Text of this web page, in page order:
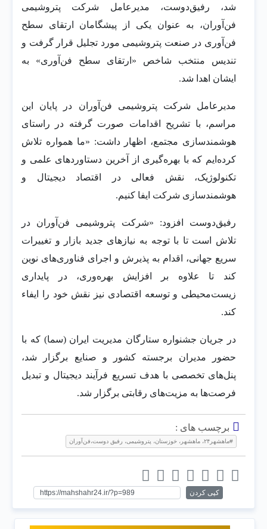
شد، رفیق‌دوست، مدیرعامل شرکت پتروشیمی
فن‌آوران، به عنوان یکی از پیشگامان ارتقای سطح
فن‌آوری در صنعت پتروشیمی مورد تجلیل قرار گرفت و
تندیس منتخب شاخص «ارتقای سطح فن‌آوری» به
ایشان اهدا شد.
مدیرعامل شرکت پتروشیمی فن‌آوران در پایان این
مراسم، با تشریح اقدامات صورت گرفته در راستای
هوشمندسازی مجتمع، اظهار داشت: «ما همواره تلاش
کرده‌ایم که با بهره‌گیری از آخرین دستاوردهای علمی و
تکنولوژیک، نقش فعالی در اقتصاد دیجیتال و
هوشمندسازی شرکت ایفا کنیم.
رفیق‌دوست افزود: «شرکت پتروشیمی فن‌آوران در
تلاش است تا با توجه به نیازهای جدید بازار و تغییرات
سریع جهانی، اقدام به پذیرش و اجرای فناوری‌های نوین
کند تا علاوه بر افزایش بهره‌وری، در پایداری
زیست‌محیطی و توسعه اقتصادی نیز نقش خود را ایفاء
کند.
در جریان جشنواره ستارگان مدیریت ایران (سما) که با
حضور مدیران برجسته کشور و صنایع برگزار شد،
پنل‌های تخصصی با هدف تسریع فرآیند دیجیتال و تبدیل
فرصت‌ها به مزیت‌های رقابتی برگزار شد.
برچسب های :
#ماهشهر۲۴، ماهشهر، خوزستان، پتروشیمی، رفیق دوست،فن‌آوران
کپی کردن